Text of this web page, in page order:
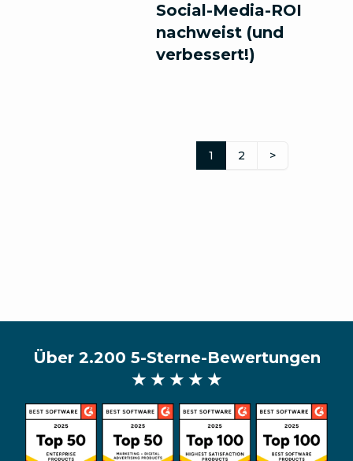
Social-Media-ROI
nachweist (und
verbessert!)
1 2 >
Über 2.200 5-Sterne-Bewertungen
★ ★ ★ ★ ★